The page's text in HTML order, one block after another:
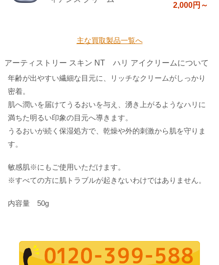
2,000円～
主な買取製品一覧へ
アーティストリー スキン NT ハリ アイクリームについて
年齢が出やすい繊細な目元に、リッチなクリームがしっかり
密着。
肌へ潤いを届けてうるおいを与え、湧き上がるようなハリに
満ちた明るい印象の目元へ導きます。
うるおいが続く保湿処方で、乾燥や外的刺激から肌を守りま
す。
敏感肌※にもご使用いただけます。
※すべての方に肌トラブルが起きないわけではありません。
内容量 50g